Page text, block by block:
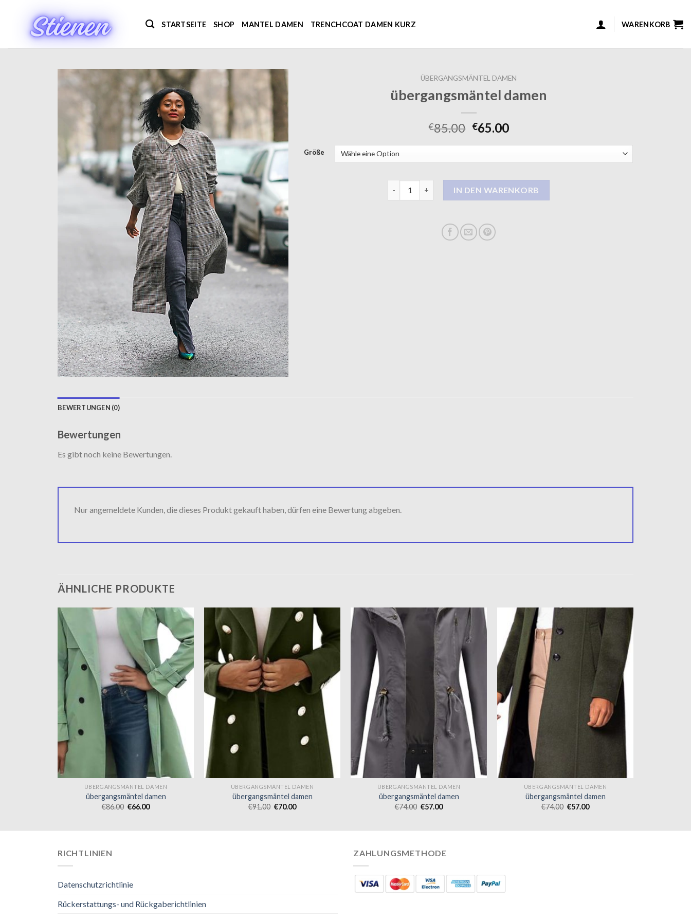
STARTSEITE SHOP MANTEL DAMEN TRENCHCOAT DAMEN KURZ WARENKORB
ÜBERGANGSMÄNTEL DAMEN
übergangsmäntel damen
€85.00 €65.00
Größe
IN DEN WARENKORB
BEWERTUNGEN (0)
Bewertungen
Es gibt noch keine Bewertungen.
Nur angemeldete Kunden, die dieses Produkt gekauft haben, dürfen eine Bewertung abgeben.
ÄHNLICHE PRODUKTE
ÜBERGANGSMÄNTEL DAMEN
übergangsmäntel damen
€86.00 €66.00
ÜBERGANGSMÄNTEL DAMEN
übergangsmäntel damen
€91.00 €70.00
ÜBERGANGSMÄNTEL DAMEN
übergangsmäntel damen
€74.00 €57.00
ÜBERGANGSMÄNTEL DAMEN
übergangsmäntel damen
€74.00 €57.00
RICHTLINIEN
Datenschutzrichtlinie
Rückerstattungs- und Rückgaberichtlinien
ZAHLUNGSMETHODE